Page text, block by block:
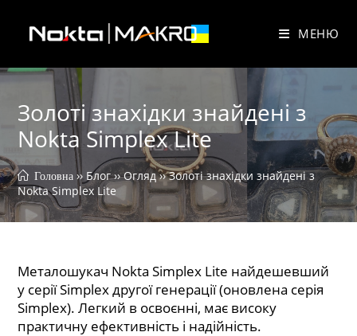
вмісту
МЕНЮ
Золоті знахідки знайдені з
Nokta Simplex Lite
Головна ›› Блог ›› Огляд ›› Золоті знахідки знайдені з
Nokta Simplex Lite
Металошукач Nokta Simplex Lite найдешевший
у серії Simplex другої генерації (оновлена серія
Simplex). Легкий в освоєнні, має високу
практичну ефективність і надійність.